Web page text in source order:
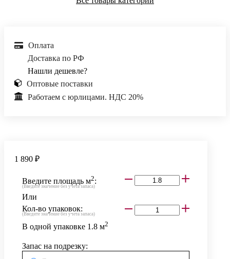
Оплата
Доставка по РФ
Нашли дешевле?
Оптовые поставки
Работаем с юрлицами. НДС 20%
1 890 ₽
Введите площадь м2:
(Введите значение без учета запаса)
Или
Кол-во упаковок:
(Введите значение без учета запаса)
В одной упаковке 1.8 м2
Запас на подрезку: